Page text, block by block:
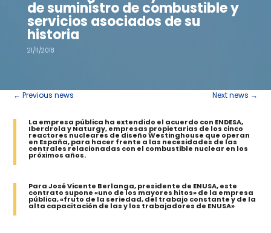
de suministro de combustible y
servicios asociados de su
historia
21/11/2018
←Previous news Next news →
La empresa pública ha extendido el acuerdo con ENDESA,
Iberdrola y Naturgy, empresas propietarias de los cinco
reactores nucleares de diseño Westinghouse que operan
en España, para hacer frente a las necesidades de las
centrales relacionadas con el combustible nuclear en los
próximos años.
ParaJosé Vicente Berlanga, presidente de ENUSA, este
contrato supone «uno de los mayores hitos» de la empresa
pública, «fruto de la seriedad, del trabajo constante y de la
alta capacitación de las y los trabajadores de ENUSA»